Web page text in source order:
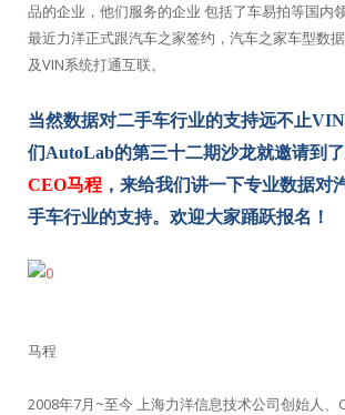
品的企业，他们服务的企业 包括了车易拍等国内
最近力洋正式跟汽车之家签约，汽车之家车型数
及VIN系统打通互联。
当然数据对二手车行业的支持远不止
们AutoLab的第三十二期沙龙就邀请到了
CEO马程 ，来给我们讲一下专业数据对
手车行业的支持。欢迎大家踊跃报名！
马程
2008年7月~至今 上海力洋信息技术公司创始人、